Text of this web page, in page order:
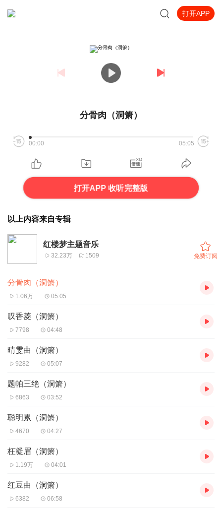
打开APP
分骨肉（洞箫）
00:00 05:05
打开APP 收听完整版
以上内容来自专辑
红楼梦主题音乐
32.23万 1509 免费订阅
分骨肉（洞箫）
1.06万 05:05
叹香菱（洞箫）
7798 04:48
晴雯曲（洞箫）
9282 05:07
题帕三绝（洞箫）
6863 03:52
聪明累（洞箫）
4670 04:27
枉凝眉（洞箫）
1.19万 04:01
红豆曲（洞箫）
6382 06:58